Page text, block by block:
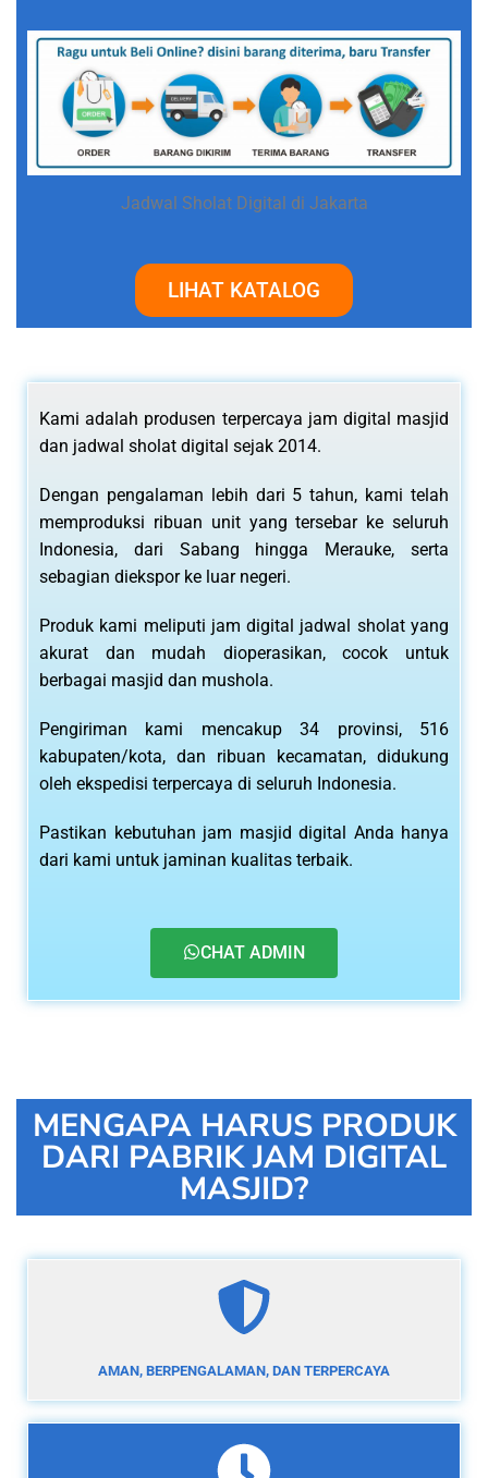
Jadwal Sholat Digital di Jakarta
LIHAT KATALOG
Kami adalah produsen terpercaya jam digital masjid
dan jadwal sholat digital sejak 2014.
Dengan pengalaman lebih dari 5 tahun, kami telah
memproduksi ribuan unit yang tersebar ke seluruh
Indonesia, dari Sabang hingga Merauke, serta
sebagian diekspor ke luar negeri.
Produk kami meliputi jam digital jadwal sholat yang
akurat dan mudah dioperasikan, cocok untuk
berbagai masjid dan mushola.
Pengiriman kami mencakup 34 provinsi, 516
kabupaten/kota, dan ribuan kecamatan, didukung
oleh ekspedisi terpercaya di seluruh Indonesia.
Pastikan kebutuhan jam masjid digital Anda hanya
dari kami untuk jaminan kualitas terbaik.
CHAT ADMIN
MENGAPA HARUS PRODUK
DARI PABRIK JAM DIGITAL
MASJID?
AMAN, BERPENGALAMAN, DAN TERPERCAYA